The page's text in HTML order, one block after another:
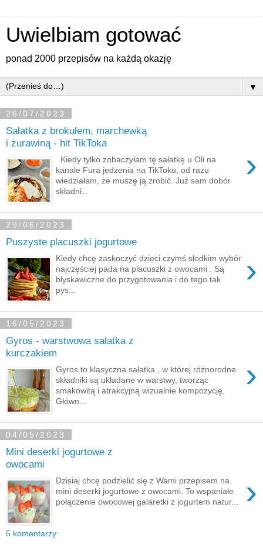
Uwielbiam gotować
ponad 2000 przepisów na każdą okazję
▼
26/07/2023
Sałatka z brokułem, marchewką
i żurawiną - hit TikToka
›
Kiedy tylko zobaczyłam tę sałatkę u Oli na
kanale Fura jedzenia na TikToku, od razu
wiedziałam, że muszę ją zrobić. Już sam dobór
składni...
29/06/2023
Puszyste placuszki jogurtowe
›
Kiedy chcę zaskoczyć dzieci czymś słodkim wybór
najczęściej pada na placuszki z owocami . Są
błyskawiczne do przygotowania i do tego tak
pys...
16/05/2023
Gyros - warstwowa sałatka z
kurczakiem
›
Gyros to klasyczna sałatka , w której różnorodne
składniki są układane w warstwy, tworząc
smakowitą i atrakcyjną wizualnie kompozycję.
Główn...
04/05/2023
Mini deserki jogurtowe z
owocami
›
Dzisiaj chcę podzielić się z Wami przepisem na
mini deserki jogurtowe z owocami. To wspaniałe
połączenie owocowej galaretki z jogurtem natur...
5 komentarzy: